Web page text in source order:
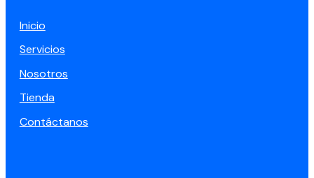
Inicio
Servicios
Nosotros
Tienda
Contáctanos